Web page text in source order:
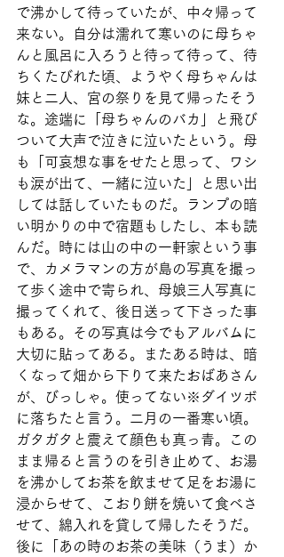
で沸かして待っていたが、中々帰って
来ない。自分は濡れて寒いのに母ちゃ
んと風呂に入ろうと待って待って、待
ちくたびれた頃、ようやく母ちゃんは
妹と二人、宮の祭りを見て帰ったそう
な。途端に「母ちゃんのバカ」と飛び
ついて大声で泣きに泣いたという。母
も「可哀想な事をせたと思って、ワシ
も涙が出て、一緒に泣いた」と思い出
しては話していたものだ。ランプの暗
い明かりの中で宿題もしたし、本も読
んだ。時には山の中の一軒家という事
で、カメラマンの方が島の写真を撮っ
て歩く途中で寄られ、母娘三人写真に
撮ってくれて、後日送って下さった事
もある。その写真は今でもアルバムに
大切に貼ってある。またある時は、暗
くなって畑から下りて来たおばあさん
が、びっしゃ。使ってない※ダイツボ
に落ちたと言う。二月の一番寒い頃。
ガタガタと震えて顔色も真っ青。この
まま帰ると言うのを引き止めて、お湯
を沸かしてお茶を飲ませて足をお湯に
浸からせて、こおり餅を焼いて食べさ
せて、綿入れを貸して帰したそうだ。
後に「あの時のお茶の美味（うま）か